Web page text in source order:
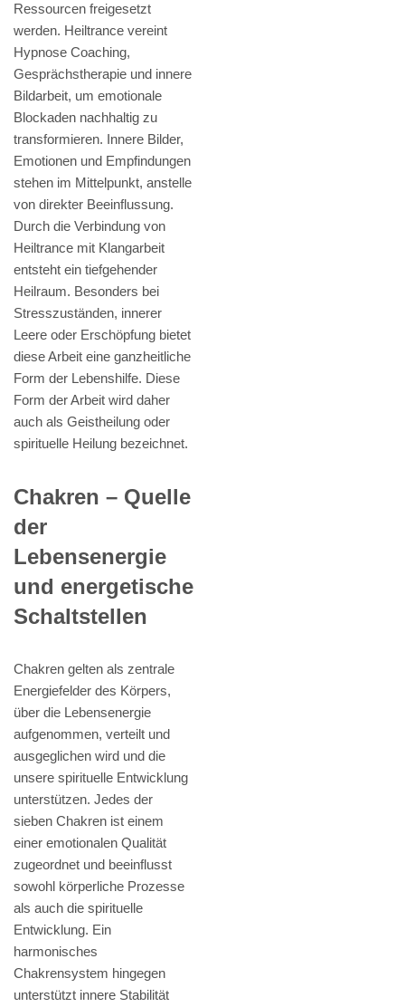
Ressourcen freigesetzt
werden. Heiltrance vereint
Hypnose Coaching,
Gesprächstherapie und innere
Bildarbeit, um emotionale
Blockaden nachhaltig zu
transformieren. Innere Bilder,
Emotionen und Empfindungen
stehen im Mittelpunkt, anstelle
von direkter Beeinflussung.
Durch die Verbindung von
Heiltrance mit Klangarbeit
entsteht ein tiefgehender
Heilraum. Besonders bei
Stresszuständen, innerer
Leere oder Erschöpfung bietet
diese Arbeit eine ganzheitliche
Form der Lebenshilfe. Diese
Form der Arbeit wird daher
auch als Geistheilung oder
spirituelle Heilung bezeichnet.
Chakren – Quelle
der
Lebensenergie
und energetische
Schaltstellen
Chakren gelten als zentrale
Energiefelder des Körpers,
über die Lebensenergie
aufgenommen, verteilt und
ausgeglichen wird und die
unsere spirituelle Entwicklung
unterstützen. Jedes der
sieben Chakren ist einem
einer emotionalen Qualität
zugeordnet und beeinflusst
sowohl körperliche Prozesse
als auch die spirituelle
Entwicklung. Ein
harmonisches
Chakrensystem hingegen
unterstützt innere Stabilität